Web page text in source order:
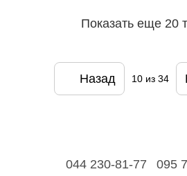
Показать еще 20
Назад 10из 34
044 230-81-77 095